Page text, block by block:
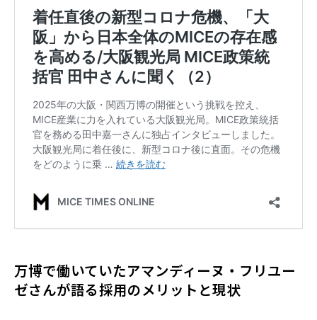
万博で働いていたアマンディーヌ・フリユー
ゼさんが語る採用のメリットと現状